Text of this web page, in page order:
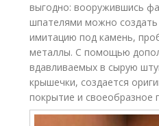
выгодно: вооружившись
шпателями можно
имитацию под камень,
металлы. С помощью
вдавливаемых в сырую
крышечки, создается
покрытие и своеобразное